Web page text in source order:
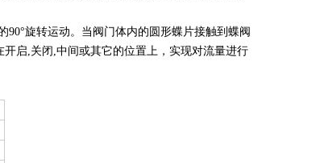
旋转运动。当阀门体内的圆形蝶片接触到蝶阀
启,关闭,中间或其它的位置上，实现对流量进行